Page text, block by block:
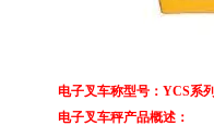
电子叉车称型号：YCS系
电子叉车秤产品概述：